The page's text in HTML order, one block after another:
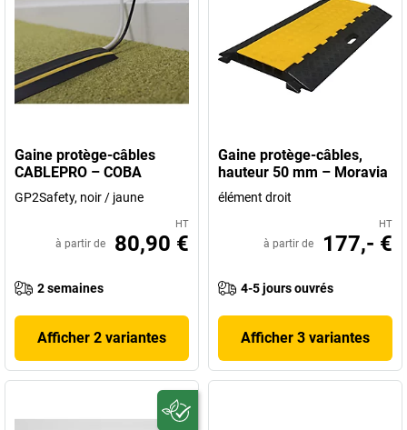
Gaine protège-câbles
CABLEPRO – COBA
GP2Safety, noir / jaune
HT
à partir de 80,90 €
2 semaines
Afficher 2 variantes
Gaine protège-câbles,
hauteur 50 mm – Moravia
élément droit
HT
à partir de 177,- €
4-5 jours ouvrés
Afficher 3 variantes